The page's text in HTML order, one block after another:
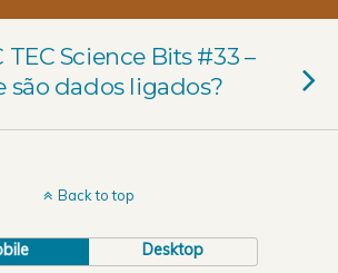
TEC Science Bits #33 –
são dados ligados?
Back to top
Desktop